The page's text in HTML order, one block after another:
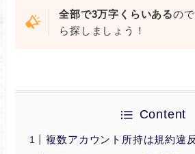
全部で3万字くらいあるの
ら探しましょう！
Content
複数アカウント所持は規約違反